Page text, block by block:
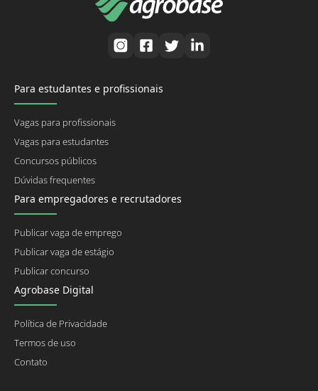
Para estudantes e profissionais
Vagas para profissionais
Vagas para estudantes
Concursos públicos
Dúvidas frequentes
Para empregadores e recrutadores
Publicar vaga de emprego
Publicar vaga de estágio
Publicar concurso
Agrobase Digital
Política de Privacidade
Termos de uso
Contato